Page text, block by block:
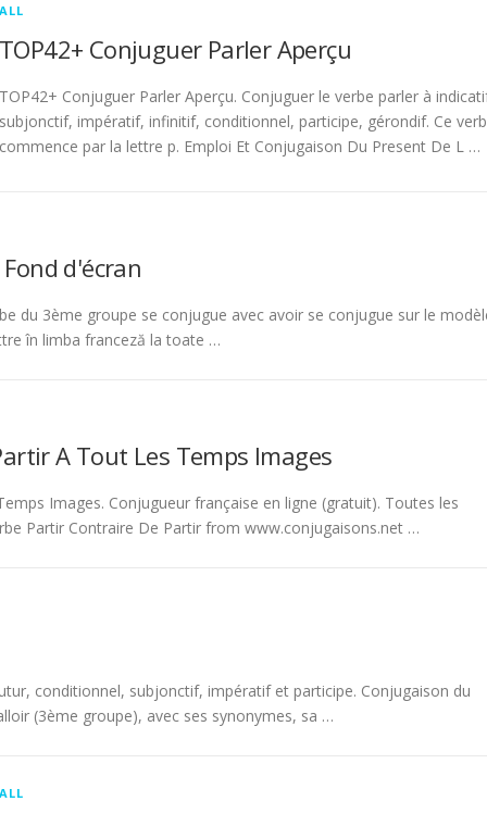
ALL
TOP42+ Conjuguer Parler Aperçu
TOP42+ Conjuguer Parler Aperçu. Conjuguer le verbe parler à
subjonctif, impératif, infinitif, conditionnel, participe, gérondif. Ce
commence par la lettre p. Emploi Et Conjugaison Du Present De L …
d'écran
du 3ème groupe se conjugue avec avoir se conjugue sur le
în limba franceză la toate …
A Tout Les Temps Images
Images. Conjugueur française en ligne (gratuit). Toutes les
Partir Contraire De Partir from www.conjugaisons.net …
conditionnel, subjonctif, impératif et participe. Conjugaison du
(3ème groupe), avec ses synonymes, sa …
ALL